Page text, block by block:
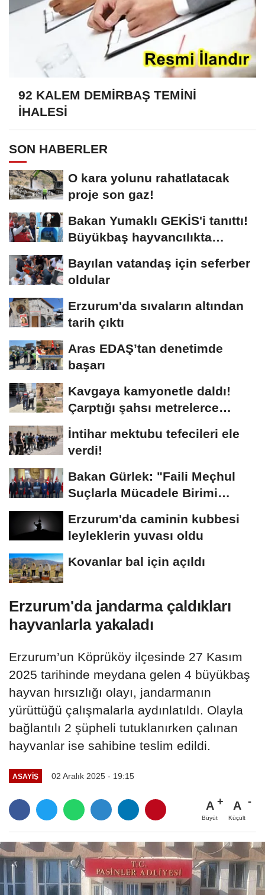
92 KALEM DEMİRBAŞ TEMİNİ
İHALESİ
SON HABERLER
O kara yolunu rahatlatacak
proje son gaz!
Bakan Yumaklı GEKİS'i tanıttı!
Büyükbaş hayvancılıkta
Bayılan vatandaş için seferber
oldular
Erzurum'da sıvaların altından
tarih çıktı
Aras EDAŞ’tan denetimde
başarı
Kavgaya kamyonetle daldı!
Çarptığı şahsı metrelerce
sürükledi
İntihar mektubu tefecileri ele
verdi!
Bakan Gürlek: "Faili Meçhul
Suçlarla Mücadele Birimi
Erzurum'da caminin kubbesi
leyleklerin yuvası oldu
Kovanlar bal için açıldı
Erzurum'da jandarma çaldıkları
hayvanlarla yakaladı
Erzurum’un Köprüköy ilçesinde 27 Kasım
2025 tarihinde meydana gelen 4 büyükbaş
hayvan hırsızlığı olayı, jandarmanın
yürüttüğü çalışmalarla aydınlatıldı. Olayla
bağlantılı 2 şüpheli tutuklanırken çalınan
hayvanlar ise sahibine teslim edildi.
ASAYİŞ 02 Aralık 2025 - 19:15
A
Büyüt
A
Küçült